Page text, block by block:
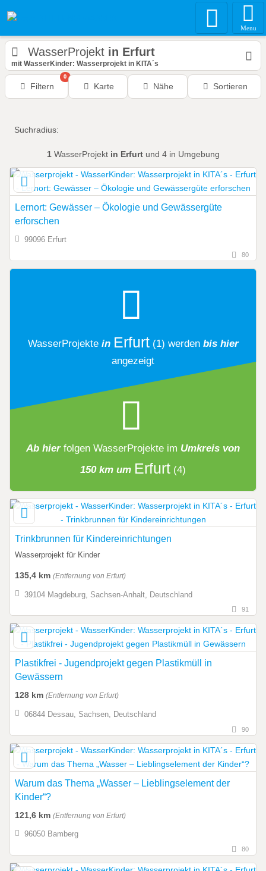
Menu
WasserProjekt in Erfurt
mit WasserKinder: Wasserprojekt in KITA´s
Filtern
0
Karte Nähe Sortieren
Suchradius:
1WasserProjekt in Erfurtund 4 in Umgebung
Lernort: Gewässer – Ökologie und Gewässergüte
erforschen
99096 Erfurt
80
WasserProjekte in Erfurt (1) werden bis hier
angezeigt
Ab hier folgen WasserProjekte im Umkreis von
150 km um Erfurt (4)
Trinkbrunnen für Kindereinrichtungen
Wasserprojekt für Kinder
135,4 km (Entfernung von Erfurt)
39104 Magdeburg, Sachsen-Anhalt, Deutschland
91
Plastikfrei - Jugendprojekt gegen Plastikmüll in
Gewässern
128 km (Entfernung von Erfurt)
06844 Dessau, Sachsen, Deutschland
90
Warum das Thema „Wasser – Lieblingselement der
Kinder“?
121,6 km (Entfernung von Erfurt)
96050 Bamberg
80